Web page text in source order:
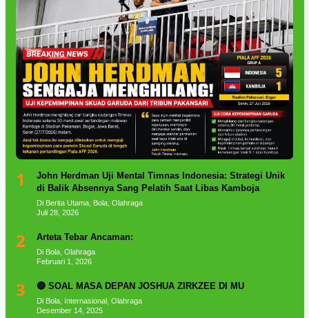
1
John Herdman Uji Mental Timnas Indonesia: Strategi Unik
di Balik Absennya Sang Pelatih Saat Libas Kamboja
Di Berita Utama, Bola, Olahraga
Juli 28, 2026
2 Arteta Tebar Ancaman:
Di Bola, Olahraga
Februari 1, 2026
3 🔴 SOAL MASA DEPAN JOSHUA ZIRKZEE DI MU
Di Bola, Internasional, Olahraga
Desember 14, 2025